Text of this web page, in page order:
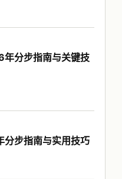
分步指南与关键技
步指南与实用技巧